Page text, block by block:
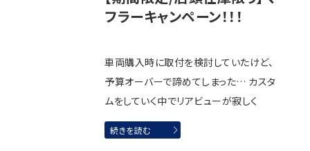
フラーキャンペーン！！！
車両購入時に取付を検討していたけど、
予算オーバーで諦めてしまった… カスタ
ムをしていく中でリアビューが寂しく
続きを読む